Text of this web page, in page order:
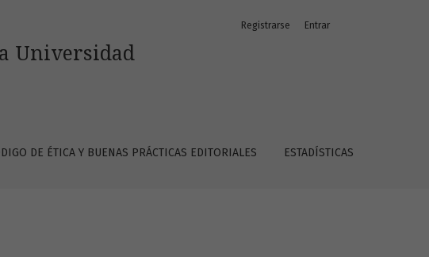
Universidad
DE ÉTICA Y BUENAS PRÁCTICAS EDITORIALES ESTADÍSTICAS
Registrarse Entrar